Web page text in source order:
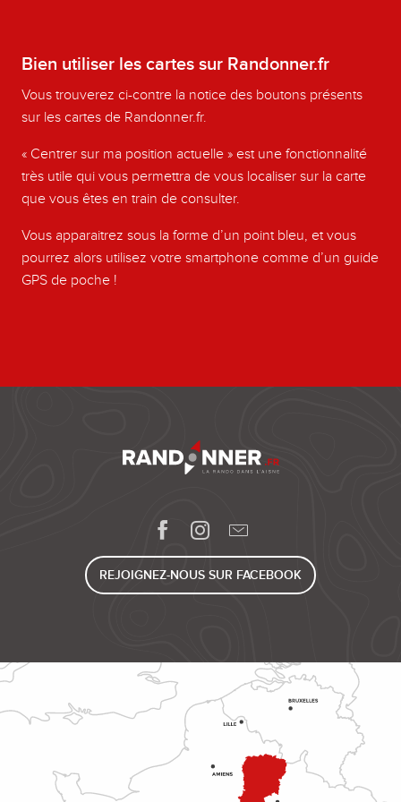
Les Hardrets
La rose sur la Marne
Au-dessus du Petit-Morin
Un bain de nature entre deux terroirs
Par le fond du val
La Chouette et le Bocage
Au pays des cisterciens
Bien utiliser les cartes sur Randonner.fr
Vous trouverez ci-contre la notice des boutons présents
sur les cartes de Randonner.fr.
« Centrer sur ma position actuelle » est une fonctionnalité
très utile qui vous permettra de vous localiser sur la carte
que vous êtes en train de consulter.
Vous apparaitrez sous la forme d’un point bleu, et vous
pourrez alors utilisez votre smartphone comme d’un guide
GPS de poche !
REJOIGNEZ-NOUS SUR FACEBOOK